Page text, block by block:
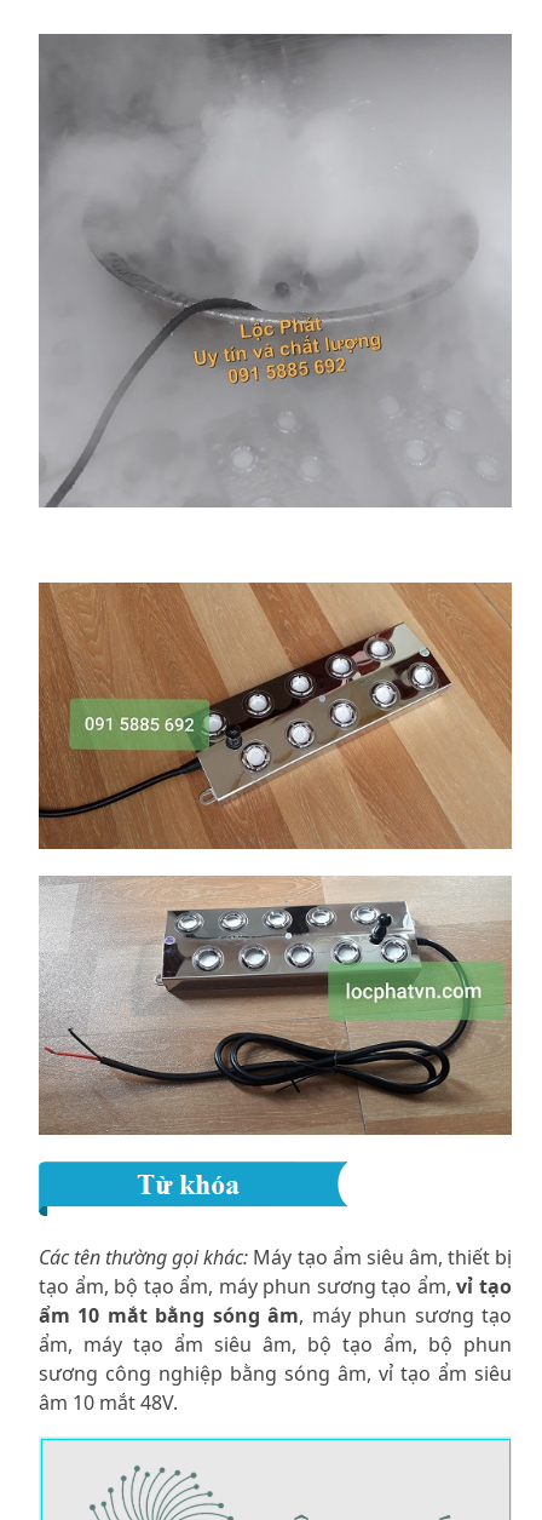
Các tên thường gọi khác: Máy tạo ẩm siêu âm, thiết bị
tạo ẩm, bộ tạo ẩm, máy phun sương tạo ẩm,vỉ tạo
ẩm 10 mắt bằng sóng âm, máy phun sương tạo
ẩm, máy tạo ẩm siêu âm, bộ tạo ẩm, bộ phun
sương công nghiệp bằng sóng âm, vỉ tạo ẩm siêu
âm 10 mắt 48V.